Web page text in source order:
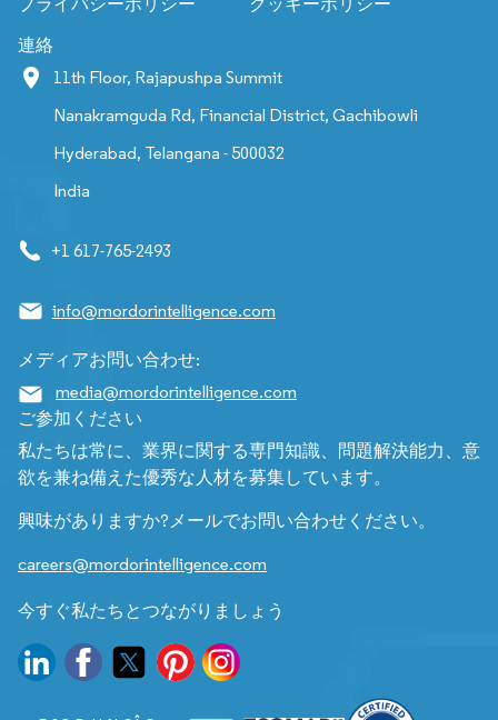
プライバシーポリシー クッキーポリシー
連絡
11th Floor, Rajapushpa Summit
Nanakramguda Rd, Financial District, Gachibowli
Hyderabad, Telangana - 500032
India
+1 617-765-2493
info@mordorintelligence.com
メディアお問い合わせ:
media@mordorintelligence.com
ご参加ください
私たちは常に、業界に関する専門知識、問題解決能力、意
欲を兼ね備えた優秀な人材を募集しています。
興味がありますか?メールでお問い合わせください。
careers@mordorintelligence.com
今すぐ私たちとつながりましょう